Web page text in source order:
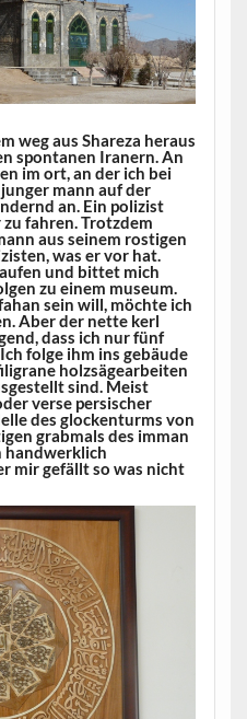
weg aus Shareza heraus
spontanen Iranern. An
im ort, an der ich bei
mann auf der
an. Ein polizist
fahren. Trotzdem
aus seinem rostigen
was er vor hat.
und bittet mich
zu einem museum.
sein will, möchte ich
Aber der nette kerl
dass ich nur fünf
folge ihm ins gebäude
holzsägearbeiten
sind. Meist
verse persischer
des glockenturms von
grabmals des imman
handwerklich
mir gefällt so was nicht